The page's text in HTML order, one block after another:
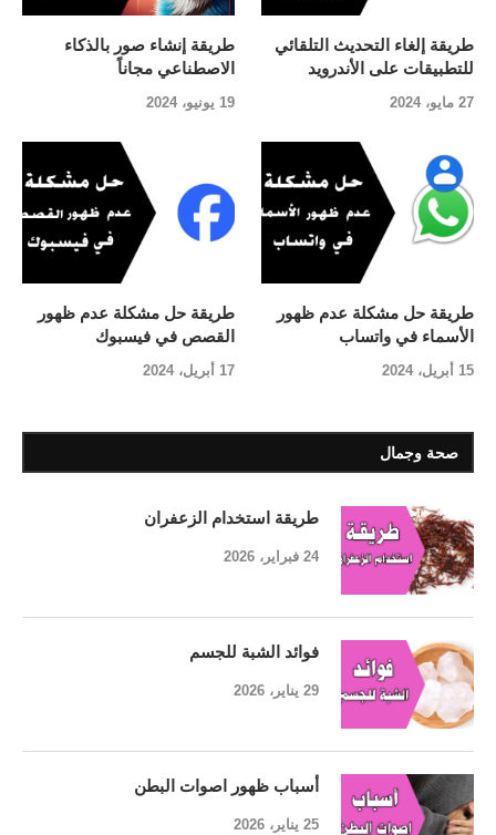
طريقة إنشاء صور بالذكاء
الاصطناعي مجاناً
19 يونيو، 2024
طريقة إلغاء التحديث التلقائي
للتطبيقات على الأندرويد
27 مايو، 2024
طريقة حل مشكلة عدم ظهور
القصص في فيسبوك
17 أبريل، 2024
طريقة حل مشكلة عدم ظهور
الأسماء في واتساب
15 أبريل، 2024
صحة وجمال
طريقة استخدام الزعفران
24 فبراير، 2026
فوائد الشبة للجسم
29 يناير، 2026
أسباب ظهور اصوات البطن
25 يناير، 2026